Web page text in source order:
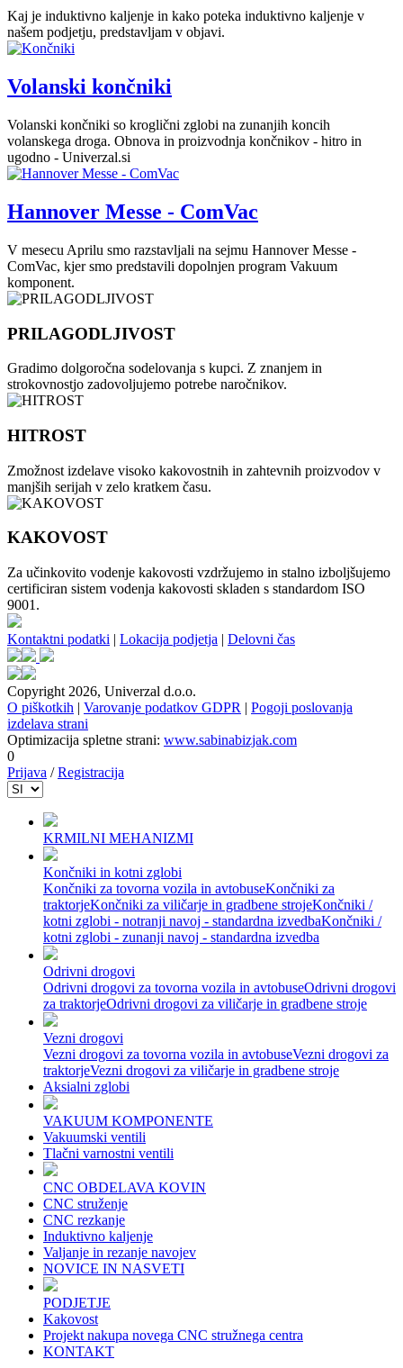
Kaj je induktivno kaljenje in kako poteka induktivno kaljenje v
našem podjetju, predstavljam v objavi.
Volanski končniki
Volanski končniki so kroglični zglobi na zunanjih koncih
volanskega droga. Obnova in proizvodnja končnikov - hitro in
ugodno - Univerzal.si
Hannover Messe - ComVac
V mesecu Aprilu smo razstavljali na sejmu Hannover Messe -
ComVac, kjer smo predstavili dopolnjen program Vakuum
komponent.
PRILAGODLJIVOST
Gradimo dolgoročna sodelovanja s kupci. Z znanjem in
strokovnostjo zadovoljujemo potrebe naročnikov.
HITROST
Zmožnost izdelave visoko kakovostnih in zahtevnih proizvodov v
manjših serijah v zelo kratkem času.
KAKOVOST
Za učinkovito vodenje kakovosti vzdržujemo in stalno izboljšujemo
certificiran sistem vodenja kakovosti skladen s standardom ISO
9001.
Kontaktni podatki | Lokacija podjetja | Delovni čas
Copyright 2026, Univerzal d.o.o.
O piškotkih | Varovanje podatkov GDPR | Pogoji poslovanja
izdelava strani
Optimizacija spletne strani: www.sabinabizjak.com
0
Prijava /Registracija
KRMILNI MEHANIZMI
Končniki in kotni zglobi
Končniki za tovorna vozila in avtobuseKončniki za
traktorjeKončniki za viličarje in gradbene strojeKončniki /
kotni zglobi - notranji navoj - standardna izvedbaKončniki /
kotni zglobi - zunanji navoj - standardna izvedba
Odrivni drogovi
Odrivni drogovi za tovorna vozila in avtobuseOdrivni drogovi
za traktorjeOdrivni drogovi za viličarje in gradbene stroje
Vezni drogovi
Vezni drogovi za tovorna vozila in avtobuseVezni drogovi za
traktorjeVezni drogovi za viličarje in gradbene stroje
Aksialni zglobi
VAKUUM KOMPONENTE
Vakuumski ventili
Tlačni varnostni ventili
CNC OBDELAVA KOVIN
CNC struženje
CNC rezkanje
Induktivno kaljenje
Valjanje in rezanje navojev
NOVICE IN NASVETI
PODJETJE
Kakovost
Projekt nakupa novega CNC stružnega centra
KONTAKT